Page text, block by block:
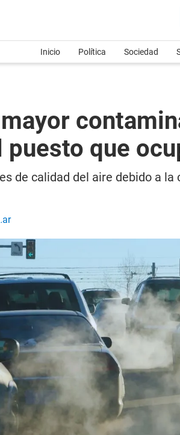
Inicio Política Sociedad
puesto que
de calidad del aire debido a